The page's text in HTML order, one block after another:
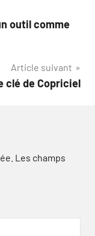
outil comme
Article suivant
clé de Copriciel
Les champs